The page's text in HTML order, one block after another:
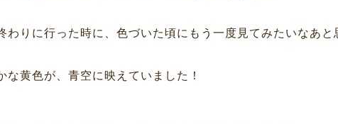
わりに行った時に、色づいた頃にもう一度見てみたいなあと
な黄色が、青空に映えていました！